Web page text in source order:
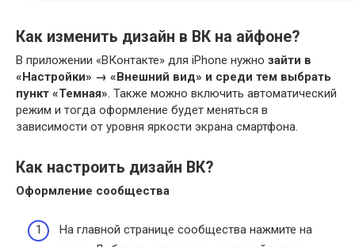
Как изменить дизайн в ВК на айфоне?
В приложении «ВКонтакте» для iPhone нужно зайти в
«Настройки» → «Внешний вид» и среди тем выбрать
пункт «Темная». Также можно включить автоматический
режим и тогда оформление будет меняться в
зависимости от уровня яркости экрана смартфона.
Как настроить дизайн ВК?
Оформление сообщества
На главной странице сообщества нажмите на